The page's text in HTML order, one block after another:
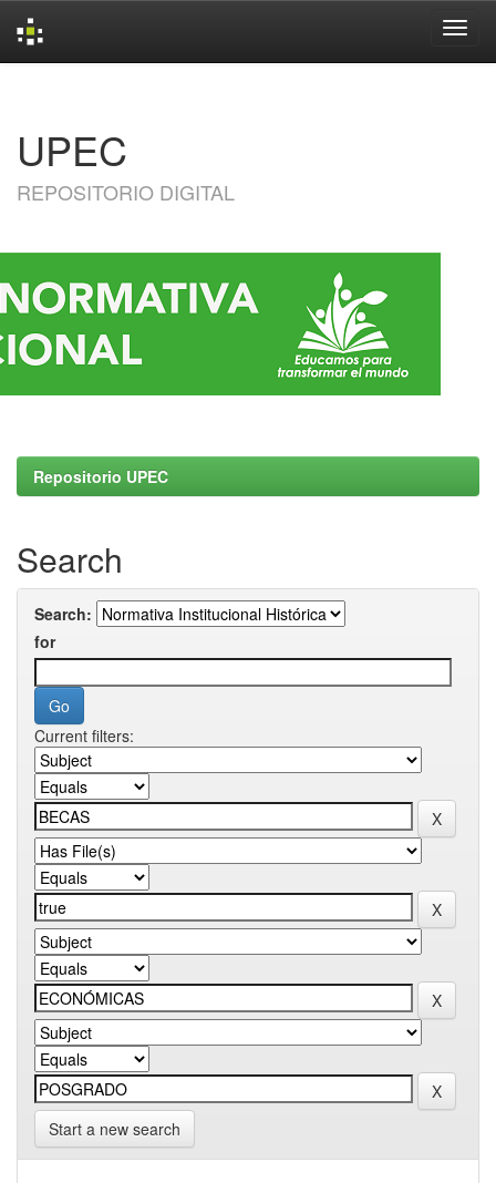
UPEC
REPOSITORIO DIGITAL
Repositorio UPEC
Search
Search:
for
Current filters:
Start a new search